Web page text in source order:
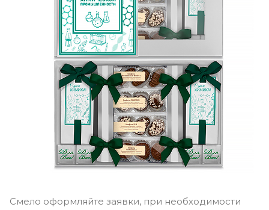
Смело оформляйте заявки, при необходимости